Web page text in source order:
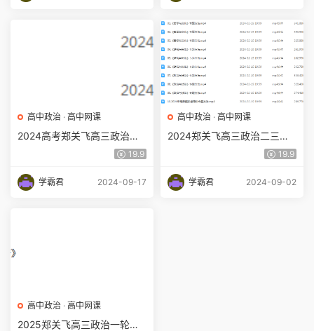
高中政治 · 高中网课
2024高考郑关飞高三政治网
课教程二三轮复习春季班 19.9
学霸君 2024-09-17
高中政治 · 高中网课
2024郑关飞高三政治二三轮
19.9
学霸君 2024-09-02
高中政治 · 高中网课
2025郑关飞高三政治一轮复